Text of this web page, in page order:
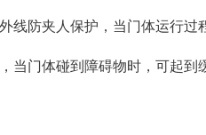
线防夹人保护，当门体运行
当门体碰到障碍物时，可起